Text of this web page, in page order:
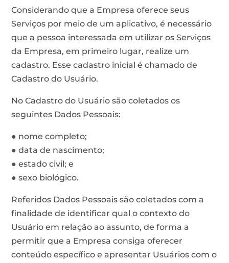
Considerando que a Empresa oferece seus
Serviços por meio de um aplicativo, é necessário
que a pessoa interessada em utilizar os Serviços
da Empresa, em primeiro lugar, realize um
cadastro. Esse cadastro inicial é chamado de
Cadastro do Usuário.
No Cadastro do Usuário são coletados os
seguintes Dados Pessoais:
● nome completo;
● data de nascimento;
● estado civil; e
● sexo biológico.
Referidos Dados Pessoais são coletados com a
finalidade de identificar qual o contexto do
Usuário em relação ao assunto, de forma a
permitir que a Empresa consiga oferecer
conteúdo específico e apresentar Usuários com o